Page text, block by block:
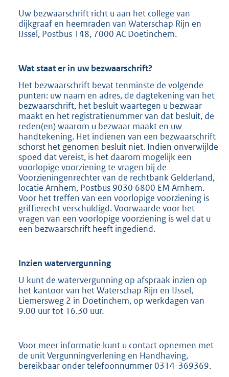
Uw bezwaarschrift richt u aan het college van
dijkgraaf en heemraden van Waterschap Rijn en
IJssel, Postbus 148, 7000 AC Doetinchem.
Wat staat er in uw bezwaarschrift?
Het bezwaarschrift bevat tenminste de volgende
punten: uw naam en adres, de dagtekening van het
bezwaarschrift, het besluit waartegen u bezwaar
maakt en het registratienummer van dat besluit, de
reden(en) waarom u bezwaar maakt en uw
handtekening. Het indienen van een bezwaarschrift
schorst het genomen besluit niet. Indien onverwijlde
spoed dat vereist, is het daarom mogelijk een
voorlopige voorziening te vragen bij de
Voorzieningenrechter van de rechtbank Gelderland,
locatie Arnhem, Postbus 9030 6800 EM Arnhem.
Voor het treffen van een voorlopige voorziening is
griffierecht verschuldigd. Voorwaarde voor het
vragen van een voorlopige voorziening is wel dat u
een bezwaarschrift heeft ingediend.
Inzien watervergunning
U kunt de watervergunning op afspraak inzien op
het kantoor van het Waterschap Rijn en IJssel,
Liemersweg 2 in Doetinchem, op werkdagen van
9.00 uur tot 16.30 uur.
Voor meer informatie kunt u contact opnemen met
de unit Vergunningverlening en Handhaving,
bereikbaar onder telefoonnummer 0314-369369.